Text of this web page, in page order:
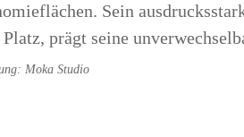
Sein
prägt seine
Moka Studio